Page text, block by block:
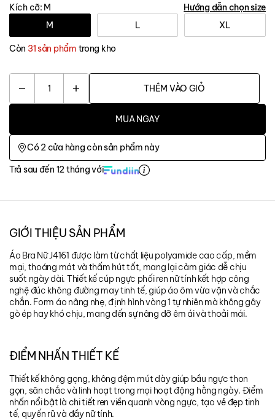
Kích cỡ: M
Hướng dẫn chọn size
M
L XL
Còn 31 sản phẩm trong kho
1 THÊM VÀO GIỎ
MUA NGAY
Có2cửa hàng còn sản phẩm này
Trả sau đến 12 tháng với
GIỚI THIỆU SẢN PHẨM
Áo Bra Nữ J4161 được làm từ chất liệu polyamide cao cấp, mềm
mại, thoáng mát và thấm hút tốt, mang lại cảm giác dễ chịu
suốt ngày dài. Thiết kế cúp ngực phối ren nữ tính kết hợp công
nghệ đúc không đường may tinh tế, giúp áo ôm vừa vặn và chắc
chắn. Form áo nâng nhẹ, định hình vòng 1 tự nhiên mà không gây
gò ép hay khó chịu, mang đến sự nâng đỡ êm ái và thoải mái.
ĐIỂM NHẤN THIẾT KẾ
Thiết kế không gọng, không đệm mút dày giúp bầu ngực thon
gọn, săn chắc và linh hoạt trong mọi hoạt động hằng ngày. Điểm
nhấn nổi bật là chi tiết ren viền quanh vòng ngực, tạo vẻ đẹp tinh
tế, quyến rũ và đầy nữ tính.